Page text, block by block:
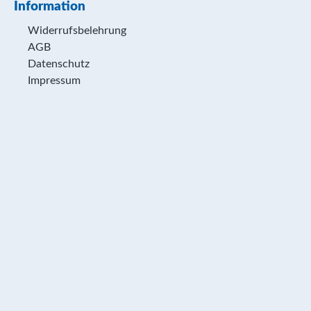
Information
Widerrufsbelehrung
AGB
Datenschutz
Impressum